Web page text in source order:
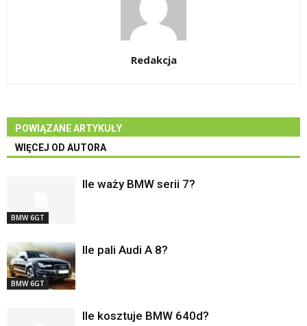
Redakcja
POWIĄZANE ARTYKUŁY
WIĘCEJ OD AUTORA
BMW 6GT
Ile waży BMW serii 7?
BMW 6GT
Ile pali Audi A 8?
Ile kosztuje BMW 640d?